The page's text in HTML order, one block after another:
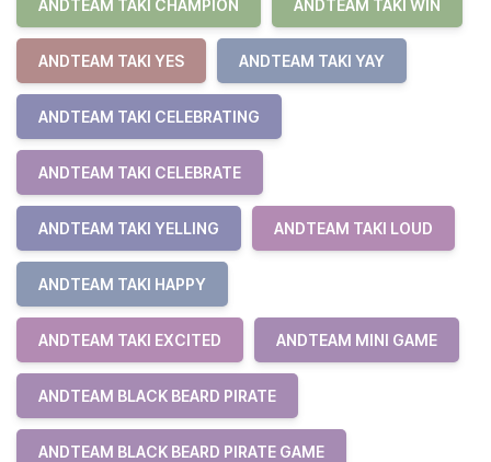
ANDTEAM TAKI CHAMPION ANDTEAM TAKI WIN
ANDTEAM TAKI YES ANDTEAM TAKI YAY
ANDTEAM TAKI CELEBRATING
ANDTEAM TAKI CELEBRATE
ANDTEAM TAKI YELLING ANDTEAM TAKI LOUD
ANDTEAM TAKI HAPPY
ANDTEAM TAKI EXCITED ANDTEAM MINI GAME
ANDTEAM BLACK BEARD PIRATE
ANDTEAM BLACK BEARD PIRATE GAME